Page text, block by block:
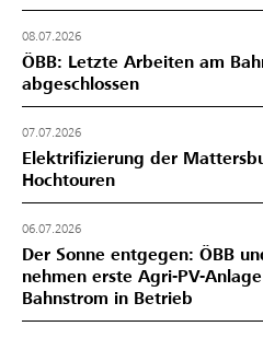
08.07.2026
ÖBB: Letzte Arbeiten am
abgeschlossen
07.07.2026
Elektrifizierung der
Hochtouren
06.07.2026
Der Sonne entgegen: ÖBB
nehmen erste Agri-PV-
Bahnstrom in Betrieb